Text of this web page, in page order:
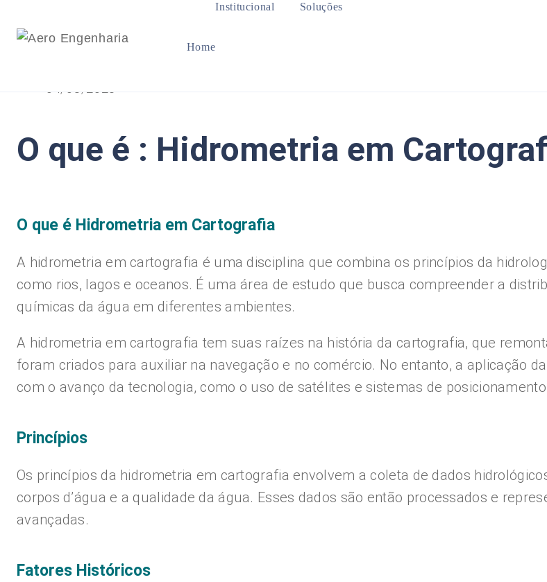
Home
Institucional Soluções
O que é : Hidrometria em
O que é Hidrometria em Cartografia
A hidrometria em cartografia é uma disciplina que combina os princípios da
como rios, lagos e oceanos. É uma área de estudo que busca compreender a
químicas da água em diferentes ambientes.
A hidrometria em cartografia tem suas raízes na história da cartografia, que
foram criados para auxiliar na navegação e no comércio. No entanto, a aplicação
com o avanço da tecnologia, como o uso de satélites e sistemas de
Princípios
Os princípios da hidrometria em cartografia envolvem a coleta de dados
corpos d’água e a qualidade da água. Esses dados são então processados e
avançadas.
Fatores Históricos